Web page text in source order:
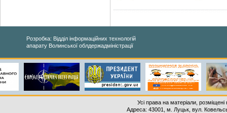
Розробка: Відділ інформаційних технологій
апарату Волинської облдержадміністрації
Усі права на матеріали,
Адреса: 43001, м. Луцьк, вул.